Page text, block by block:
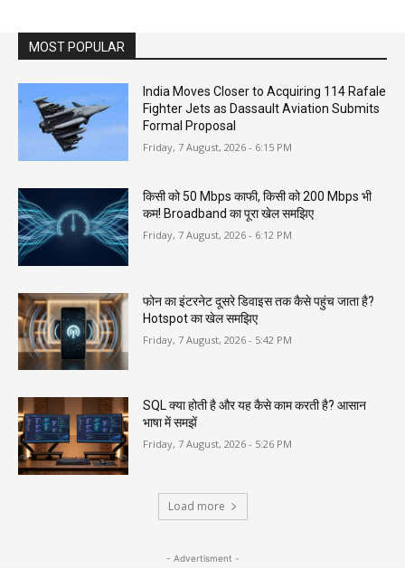
MOST POPULAR
India Moves Closer to Acquiring 114 Rafale
Fighter Jets as Dassault Aviation Submits
Formal Proposal
Friday, 7 August, 2026 - 6:15 PM
किसी को 50 Mbps काफी, किसी को 200 Mbps भी
कम! Broadband का पूरा खेल समझिए
Friday, 7 August, 2026 - 6:12 PM
फोन का इंटरनेट दूसरे डिवाइस तक कैसे पहुंच जाता है?
Hotspot का खेल समझिए
Friday, 7 August, 2026 - 5:42 PM
SQL क्या होती है और यह कैसे काम करती है? आसान
भाषा में समझें
Friday, 7 August, 2026 - 5:26 PM
Load more
- Advertisment -